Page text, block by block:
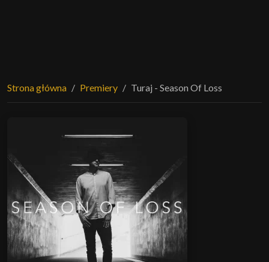
Strona główna Premiery Turaj - Season Of Loss